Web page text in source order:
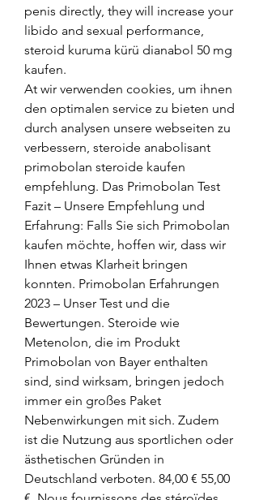
penis directly, they will increase your
libido and sexual performance,
steroid kuruma kürü dianabol 50 mg
kaufen.
At wir verwenden cookies, um ihnen
den optimalen service zu bieten und
durch analysen unsere webseiten zu
verbessern, steroide anabolisant
primobolan steroide kaufen
empfehlung. Das Primobolan Test
Fazit – Unsere Empfehlung und
Erfahrung: Falls Sie sich Primobolan
kaufen möchte, hoffen wir, dass wir
Ihnen etwas Klarheit bringen
konnten. Primobolan Erfahrungen
2023 – Unser Test und die
Bewertungen. Steroide wie
Metenolon, die im Produkt
Primobolan von Bayer enthalten
sind, sind wirksam, bringen jedoch
immer ein großes Paket
Nebenwirkungen mit sich. Zudem
ist die Nutzung aus sportlichen oder
ästhetischen Gründen in
Deutschland verboten. 84,00 € 55,00